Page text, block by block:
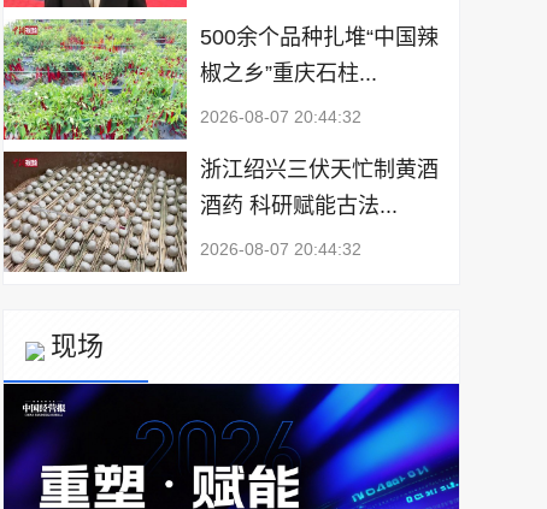
500余个品种扎堆“中国辣
椒之乡”重庆石柱...
2026-08-07 20:44:32
浙江绍兴三伏天忙制黄酒
酒药 科研赋能古法...
2026-08-07 20:44:32
现场